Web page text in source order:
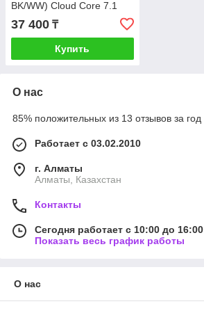
BK/WW) Cloud Core 7.1
37 400 ₸
Купить
О нас
85% положительных из 13 отзывов за год
Работает с 03.02.2010
г. Алматы
Алматы, Казахстан
Контакты
Сегодня работает с 10:00 до 16:00
Показать весь график работы
О нас